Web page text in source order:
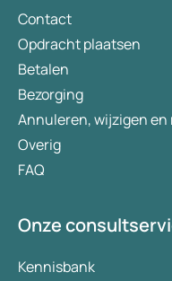
Contact
Opdracht plaatsen
Betalen
Bezorging
Annuleren, wijzigen
Overig
FAQ
Onze
Kennisbank